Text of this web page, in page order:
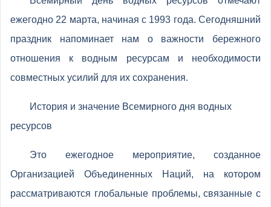
ежегодно 22 марта, начиная с 1993 года. Сегодняшний
праздник напоминает нам о важности бережного
отношения к водным ресурсам и необходимости
совместных усилий для их сохранения.
История и значение Всемирного дня водных
ресурсов
Это ежегодное мероприятие, созданное
Организацией Объединенных Наций, на котором
рассматриваются глобальные проблемы, связанные с